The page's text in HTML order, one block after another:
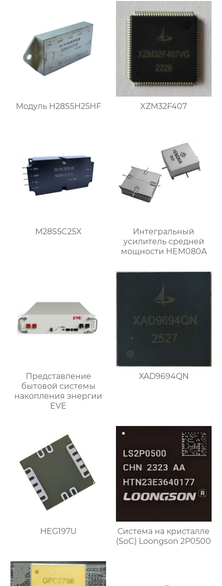
Модуль H28S5H25HF XZM32F407
M28S5C25X
Интегральный
усилитель средней
мощности HEM080A
Представление
бытовой системы
накопления энергии
EVE
XAD9694QN
HEG197U
Система на кристалле
(SoC) Loongson 2P0500